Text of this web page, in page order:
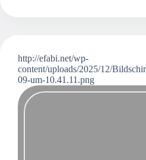
http://efabi.net/wp-
content/uploads/2025/12/
09-um-10.41.11.png